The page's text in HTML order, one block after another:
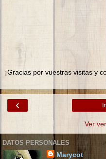
¡Gracias por vuestras visitas y
‹
Ver
DATOS PERSONALES
Marycot